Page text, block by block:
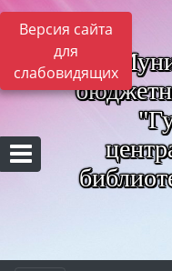
Версия сайта
для
слабовидящих